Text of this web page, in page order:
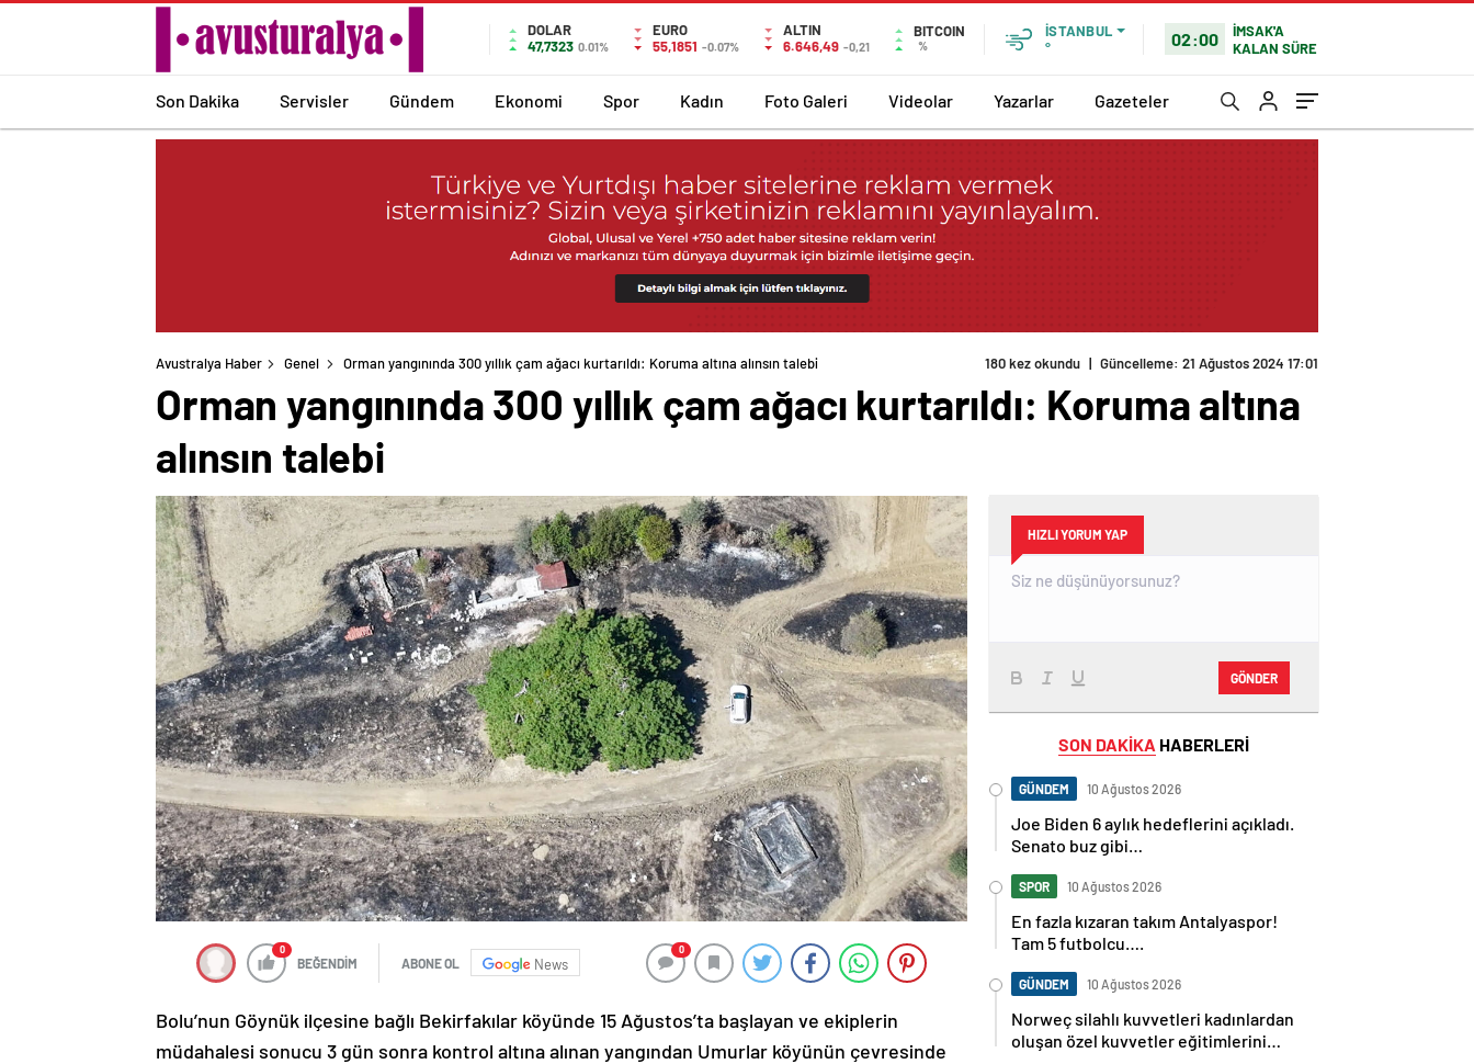
DOLAR
47,7323 0.01%
EURO
55,1851 -0.07%
ALTIN
6.646,49 -0,21
BITCOIN
%
İSTANBUL
°
02:00
İMSAK'A
KALAN SÜRE
Son Dakika Servisler Gündem Ekonomi Spor Kadın Foto Galeri Videolar Yazarlar Gazeteler
Avustralya Haber Genel Orman yangınında 300 yıllık çam ağacı kurtarıldı: Koruma altına alınsın talebi 180 kez okundu | Güncelleme: 21 Ağustos 2024 17:01
Orman yangınında 300 yıllık çam ağacı kurtarıldı: Koruma altına
alınsın talebi
0
BEĞENDİM ABONE OL News
0
Bolu’nun Göynük ilçesine bağlı Bekirfakılar köyünde 15 Ağustos’ta başlayan ve ekiplerin
müdahalesi sonucu 3 gün sonra kontrol altına alınan yangından Umurlar köyünün çevresinde
HIZLI YORUM YAP
GÖNDER
SON DAKİKA HABERLERİ
GÜNDEM 10 Ağustos 2026
Joe Biden 6 aylık hedeflerini açıkladı.
Senato buz gibi…
SPOR 10 Ağustos 2026
En fazla kızaran takım Antalyaspor!
Tam 5 futbolcu….
GÜNDEM 10 Ağustos 2026
Norweç silahlı kuvvetleri kadınlardan
oluşan özel kuvvetler eğitimlerini